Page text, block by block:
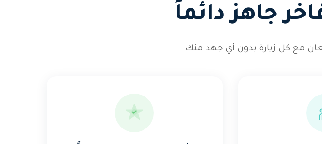
جاهز دائماً
مع كل زيارة بدون أي جهد منك.